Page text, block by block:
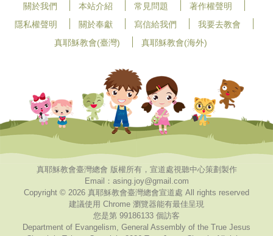
關於我們 本站介紹 常見問題
著作權聲明
隱私權聲明
關於奉獻 寫信給我們
我要去教會
真耶穌教會(臺灣)
真耶穌教會(海外)
真耶穌教會臺灣總會 版權所有，宣道處視聽中心策劃製作
Email：asing.joy@gmail.com
Copyright © 2026 真耶穌教會臺灣總會宣道處 All rights reserved
建議使用 Chrome 瀏覽器能有最佳呈現
您是第 99186133 個訪客
Department of Evangelism, General Assembly of the True Jesus